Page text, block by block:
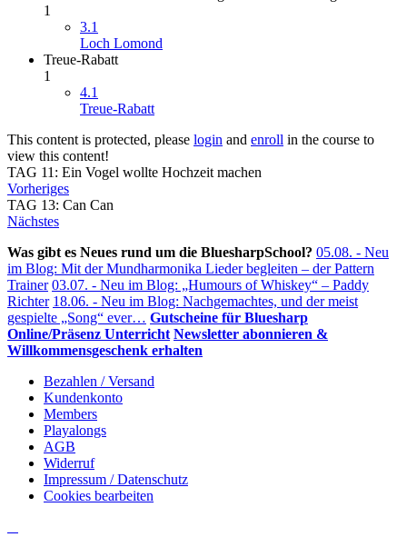
1
3.1
Loch Lomond
Treue-Rabatt
1
4.1
Treue-Rabatt
This content is protected, please login and enroll in the course to
view this content!
TAG 11: Ein Vogel wollte Hochzeit machen
Vorheriges
TAG 13: Can Can
Nächstes
Was gibt es Neues rund um die BluesharpSchool? 05.08. - Neu
im Blog: Mit der Mundharmonika Lieder begleiten – der Pattern
Trainer 03.07. - Neu im Blog: „Humours of Whiskey“ – Paddy
Richter 18.06. - Neu im Blog: Nachgemachtes, und der meist
gespielte „Song“ ever… Gutscheine für Bluesharp
Online/Präsenz Unterricht Newsletter abonnieren &
Willkommensgeschenk erhalten
Bezahlen / Versand
Kundenkonto
Members
Playalongs
AGB
Widerruf
Impressum / Datenschutz
Cookies bearbeiten